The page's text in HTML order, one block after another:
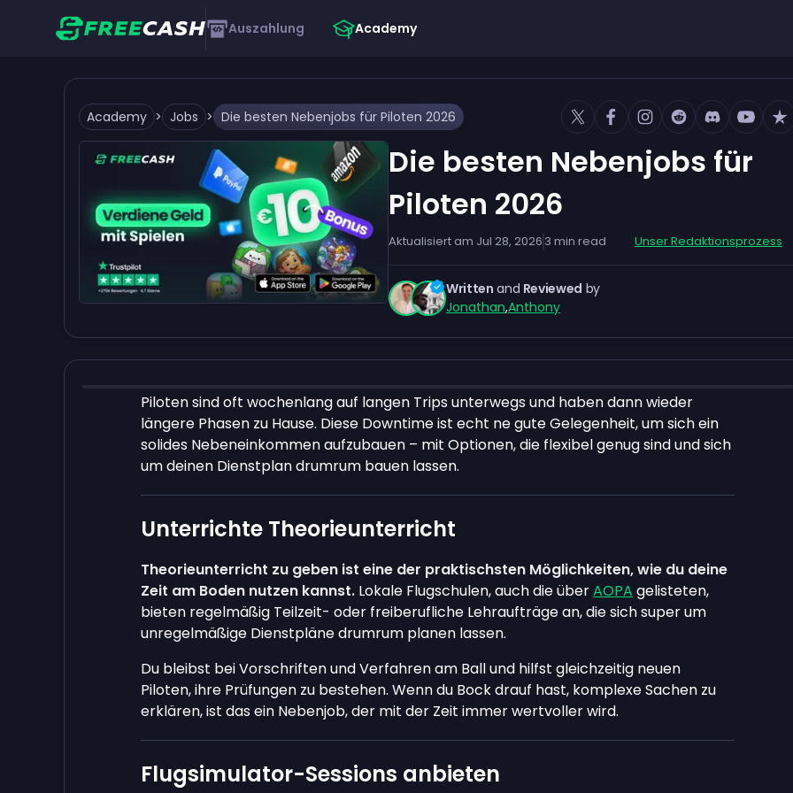
Auszahlung Academy
Academy > Jobs > Die besten Nebenjobs für Piloten 2026
Die besten Nebenjobs für
Piloten 2026
Aktualisiert am Jul 28, 2026 3 min read Unser Redaktionsprozess
Written and Reviewed by
Jonathan,Anthony
Piloten sind oft wochenlang auf langen Trips unterwegs und haben dann wieder
längere Phasen zu Hause. Diese Downtime ist echt ne gute Gelegenheit, um sich ein
solides Nebeneinkommen aufzubauen – mit Optionen, die flexibel genug sind und sich
um deinen Dienstplan drumrum bauen lassen.
Unterrichte Theorieunterricht
Theorieunterricht zu geben ist eine der praktischsten Möglichkeiten, wie du deine
Zeit am Boden nutzen kannst. Lokale Flugschulen, auch die überAOPA gelisteten,
bieten regelmäßig Teilzeit- oder freiberufliche Lehraufträge an, die sich super um
unregelmäßige Dienstpläne drumrum planen lassen.
Du bleibst bei Vorschriften und Verfahren am Ball und hilfst gleichzeitig neuen
Piloten, ihre Prüfungen zu bestehen. Wenn du Bock drauf hast, komplexe Sachen zu
erklären, ist das ein Nebenjob, der mit der Zeit immer wertvoller wird.
Flugsimulator-Sessions anbieten